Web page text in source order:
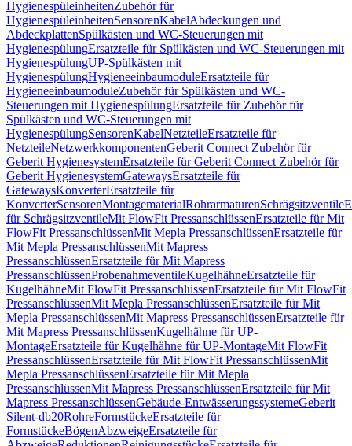
HygienespüleinheitenZubehör für
HygienespüleinheitenSensorenKabelAbdeckungen und
AbdeckplattenSpülkästen und WC-Steuerungen mit
HygienespülungErsatzteile für Spülkästen und WC-Steuerungen mit
HygienespülungUP-Spülkästen mit
HygienespülungHygieneeinbaumoduleErsatzteile für
HygieneeinbaumoduleZubehör für Spülkästen und WC-
Steuerungen mit HygienespülungErsatzteile für Zubehör für
Spülkästen und WC-Steuerungen mit
HygienespülungSensorenKabelNetzteileErsatzteile für
NetzteileNetzwerkkomponentenGeberit Connect Zubehör für
Geberit HygienesystemErsatzteile für Geberit Connect Zubehör für
Geberit HygienesystemGatewaysErsatzteile für
GatewaysKonverterErsatzteile für
KonverterSensorenMontagematerialRohrarmaturenSchrägsitzventile
für SchrägsitzventileMit FlowFit PressanschlüssenErsatzteile für Mit
FlowFit PressanschlüssenMit Mepla PressanschlüssenErsatzteile für
Mit Mepla PressanschlüssenMit Mapress
PressanschlüssenErsatzteile für Mit Mapress
PressanschlüssenProbenahmeventileKugelhähneErsatzteile für
KugelhähneMit FlowFit PressanschlüssenErsatzteile für Mit FlowFit
PressanschlüssenMit Mepla PressanschlüssenErsatzteile für Mit
Mepla PressanschlüssenMit Mapress PressanschlüssenErsatzteile für
Mit Mapress PressanschlüssenKugelhähne für UP-
MontageErsatzteile für Kugelhähne für UP-MontageMit FlowFit
PressanschlüssenErsatzteile für Mit FlowFit PressanschlüssenMit
Mepla PressanschlüssenErsatzteile für Mit Mepla
PressanschlüssenMit Mapress PressanschlüssenErsatzteile für Mit
Mapress PressanschlüssenGebäude-EntwässerungssystemeGeberit
Silent-db20RohreFormstückeErsatzteile für
FormstückeBögenAbzweigeErsatzteile für